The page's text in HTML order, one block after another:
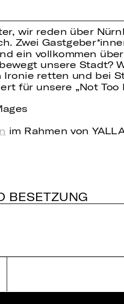
wir reden über
Zwei
ein vollkommen
unsere Stadt?
retten und bei
für unsere „Not Too
im Rahmen von
BESETZUNG